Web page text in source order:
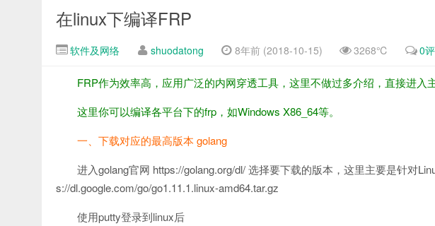
在linux下编译FRP
软件及网络 shuodatong 8年前 (2018-10-15) 3268℃ 0
FRP作为效率高，应用广泛的内网穿透工具，这里不做过多介绍，直接进入
这里你可以编译各平台下的frp，如Windows X86_64等。
一、下载对应的最高版本 golang
进入golang官网 https://golang.org/dl/ 选择要下载的版本，这里主要是针对
s://dl.google.com/go/go1.11.1.linux-amd64.tar.gz
使用putty登录到linux后